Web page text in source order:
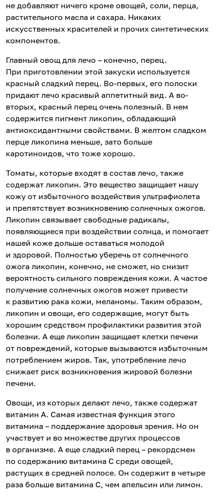
не добавляют ничего кроме овощей, соли, перца,
растительного масла и сахара. Никаких
искусственных красителей и прочих синтетических
компонентов.
Главный овощ для лечо – конечно, перец.
При приготовлении этой закуски используется
красный сладкий перец. Во-первых, его полоски
придают лечо красивый аппетитный вид. А во-
вторых, красный перец очень полезный. В нем
содержится пигмент ликопин, обладающий
антиоксидантными свойствами. В желтом сладком
перце ликопина меньше, зато больше
каротиноидов, что тоже хорошо.
Томаты, которые входят в состав лечо, также
содержат ликопин. Это вещество защищает нашу
кожу от избыточного воздействия ультрафиолета
и препятствует возникновению солнечных ожогов.
Ликопин связывает свободные радикалы,
появляющиеся при воздействии солнца, и помогает
нашей коже дольше оставаться молодой
и здоровой. Полностью уберечь от солнечного
ожога ликопин, конечно, не сможет, но снизит
вероятность сильного повреждения кожи. А частое
получение солнечных ожогов может привести
к развитию рака кожи, меланомы. Таким образом,
ликопин и овощи, его содержащие, могут быть
хорошим средством профилактики развития этой
болезни. А еще ликопин защищает клетки печени
от повреждений, которые вызываются избыточным
потреблением жиров. Так, употребление лечо
снижает риск возникновения жировой болезни
печени.
Овощи, из которых делают лечо, также содержат
витамин А. Самая известная функция этого
витамина – поддержание здоровья зрения. Но он
участвует и во множестве других процессов
в организме. А еще сладкий перец – рекордсмен
по содержанию витамина С среди овощей,
растущих в средней полосе. Он содержит в четыре
раза больше витамина С, чем апельсин или лимон.